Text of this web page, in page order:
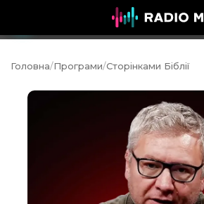
Ефір Radio M
Головна/Програми/Сторінками Біблії